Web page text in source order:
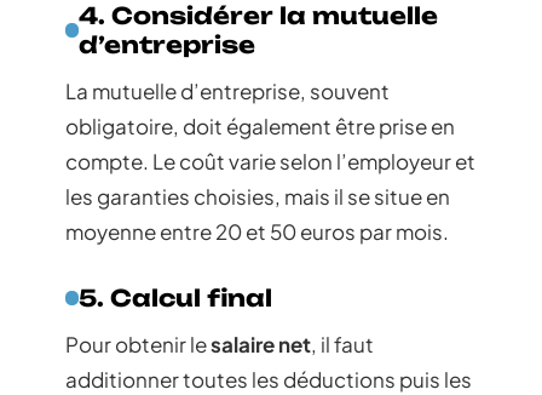
4. Considérer la mutuelle
d’entreprise
La mutuelle d’entreprise, souvent
obligatoire, doit également être prise en
compte. Le coût varie selon l’employeur et
les garanties choisies, mais il se situe en
moyenne entre 20 et 50 euros par mois.
5. Calcul final
Pour obtenir lesalaire net, il faut
additionner toutes les déductions puis les